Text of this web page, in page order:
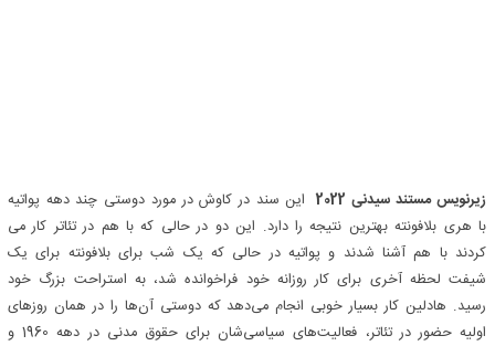
زیرنویس مستند سیدنی 2022
این سند در کاوش در مورد دوستی چند دهه پواتیه
با هری بلافونته بهترین نتیجه را دارد. این دو در حالی که با هم در تئاتر کار می
کردند با هم آشنا شدند و پواتیه در حالی که یک شب برای بلافونته برای یک
شیفت لحظه آخری برای کار روزانه خود فراخوانده شد، به استراحت بزرگ خود
رسید. هادلین کار بسیار خوبی انجام می‌دهد که دوستی آن‌ها را در همان روزهای
اولیه حضور در تئاتر، فعالیت‌های سیاسی‌شان برای حقوق مدنی در دهه 1960 و